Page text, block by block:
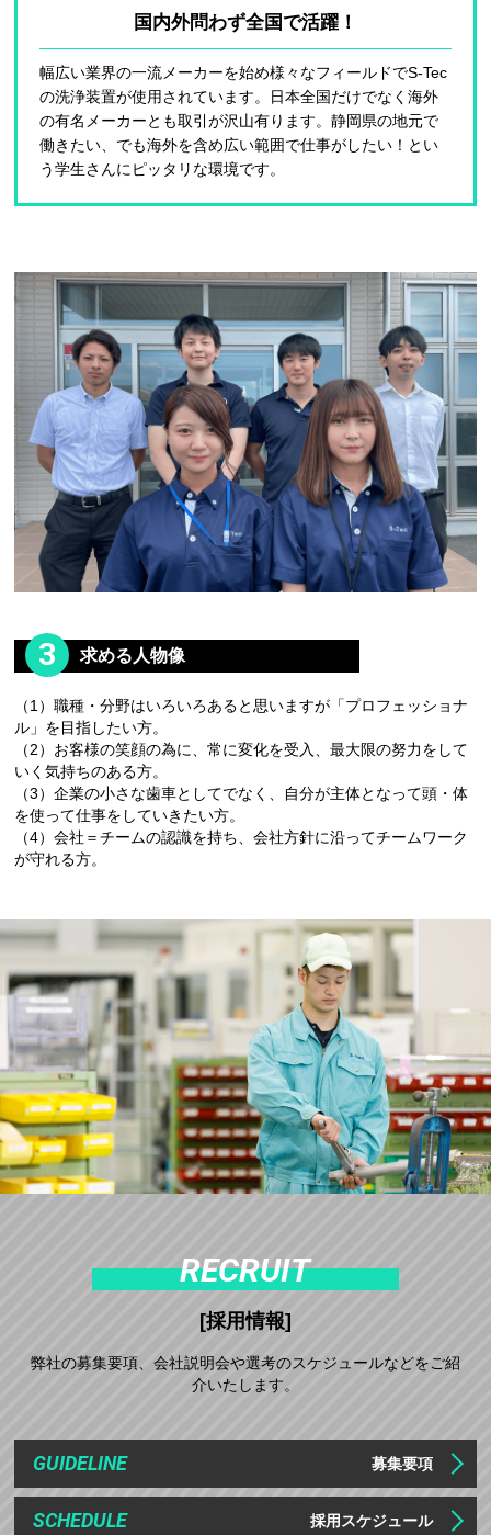
国内外問わず全国で活躍！
幅広い業界の一流メーカーを始め様々なフィールドでS-Tec
の洗浄装置が使用されています。日本全国だけでなく海外
の有名メーカーとも取引が沢山有ります。静岡県の地元で
働きたい、でも海外を含め広い範囲で仕事がしたい！とい
う学生さんにピッタリな環境です。
3 求める人物像
（1）職種・分野はいろいろあると思いますが「プロフェッショナ
ル」を目指したい方。
（2）お客様の笑顔の為に、常に変化を受入、最大限の努力をして
いく気持ちのある方。
（3）企業の小さな歯車としてでなく、自分が主体となって頭・体
を使って仕事をしていきたい方。
（4）会社＝チームの認識を持ち、会社方針に沿ってチームワーク
が守れる方。
RECRUIT
[採用情報]
弊社の募集要項、会社説明会や選考のスケジュールなどをご紹
介いたします。
GUIDELINE 募集要項
SCHEDULE 採用スケジュール